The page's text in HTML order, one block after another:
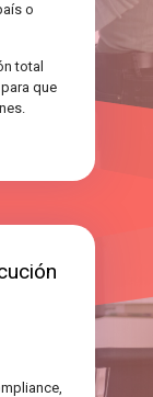
o
total
que